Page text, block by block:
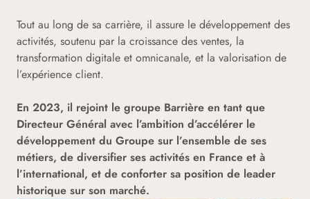
Tout au long de sa carrière, il assure le développement des
activités, soutenu par la croissance des ventes, la
transformation digitale et omnicanale, et la valorisation de
l’expérience client.
En 2023, il rejoint le groupe Barrière en tant que
Directeur Général avec l’ambition d’accélérer le
développement du Groupe sur l’ensemble de ses
métiers, de diversifier ses activités en France et à
l’international, et de conforter sa position de leader
historique sur son marché.